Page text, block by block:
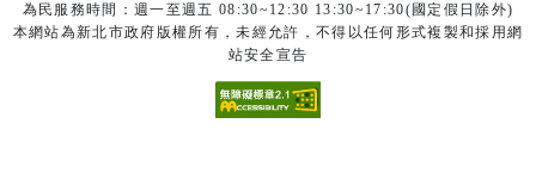
為民服務時間：週一至週五 08:30~12:30 13:30~17:30(國定假日除外)
本網站為新北市政府版權所有，未經允許，不得以任何形式複製和採用網
站安全宣告